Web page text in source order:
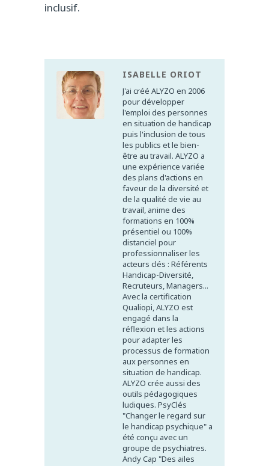
inclusif.
ISABELLE ORIOT
J'ai créé ALYZO en 2006
pour développer
l'emploi des personnes
en situation de handicap
puis l'inclusion de tous
les publics et le bien-
être au travail. ALYZO a
une expérience variée
des plans d'actions en
faveur de la diversité et
de la qualité de vie au
travail, anime des
formations en 100%
présentiel ou 100%
distanciel pour
professionnaliser les
acteurs clés : Référents
Handicap-Diversité,
Recruteurs, Managers...
Avec la certification
Qualiopi, ALYZO est
engagé dans la
réflexion et les actions
pour adapter les
processus de formation
aux personnes en
situation de handicap.
ALYZO crée aussi des
outils pédagogiques
ludiques. PsyClés
"Changer le regard sur
le handicap psychique" a
été conçu avec un
groupe de psychiatres.
Andy Cap "Des ailes